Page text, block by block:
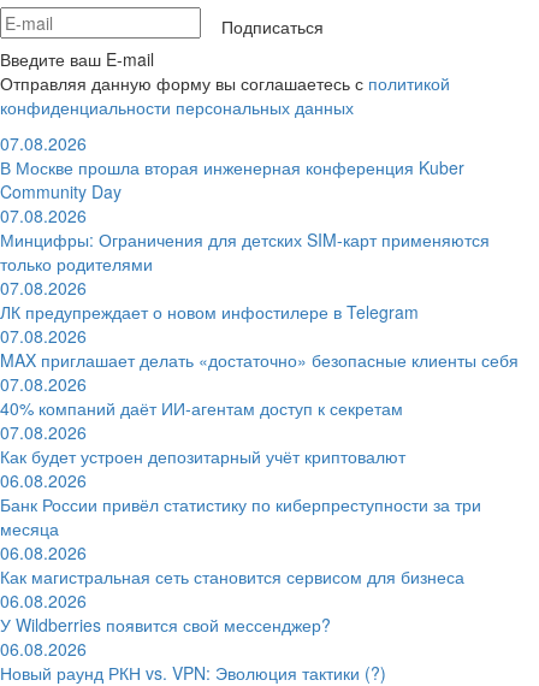
Подписаться
Введите ваш E-mail
Отправляя данную форму вы соглашаетесь с политикой
конфиденциальности персональных данных
07.08.2026
В Москве прошла вторая инженерная конференция Kuber
Community Day
07.08.2026
Минцифры: Ограничения для детских SIM-карт применяются
только родителями
07.08.2026
ЛК предупреждает о новом инфостилере в Telegram
07.08.2026
MAX приглашает делать «достаточно» безопасные клиенты себя
07.08.2026
40% компаний даёт ИИ‑агентам доступ к секретам
07.08.2026
Как будет устроен депозитарный учёт криптовалют
06.08.2026
Банк России привёл статистику по киберпреступности за три
месяца
06.08.2026
Как магистральная сеть становится сервисом для бизнеса
06.08.2026
У Wildberries появится свой мессенджер?
06.08.2026
Новый раунд РКН vs. VPN: Эволюция тактики (?)